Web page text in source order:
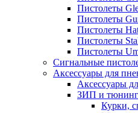
Пистолеты
Пистолеты
Пистолеты
Пистолеты
Пистолеты
Сигнальные
Аксессуары для
Аксессуары
ЗИП и тюнинг
Курки,